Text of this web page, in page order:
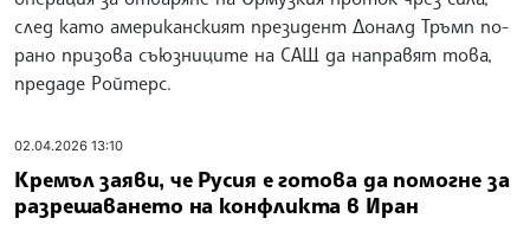
след като американският президент Доналд Тръмп по-
рано призова съюзниците на САЩ да направят това,
предаде Ройтерс.
02.04.2026 13:10
Кремъл заяви, че Русия е готова да помогне за
разрешаването на конфликта в Иран